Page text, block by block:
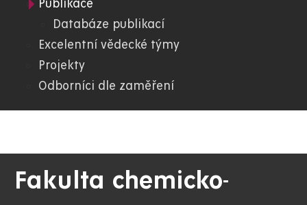
FChT
Publikace
Databáze publikací
Excelentní vědecké týmy
Projekty
Odborníci dle zaměření
Fakulta chemicko-